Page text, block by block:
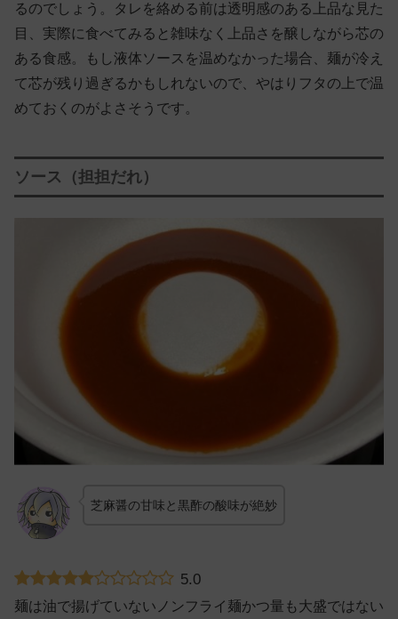
るのでしょう。タレを絡める前は透明感のある上品な見た
目、実際に食べてみると雑味なく上品さを醸しながら芯の
ある食感。もし液体ソースを温めなかった場合、麺が冷え
て芯が残り過ぎるかもしれないので、やはりフタの上で温
めておくのがよさそうです。
ソース（担担だれ）
芝麻醤の甘味と黒酢の酸味が絶妙
5.0
麺は油で揚げていないノンフライ麺かつ量も大盛ではない